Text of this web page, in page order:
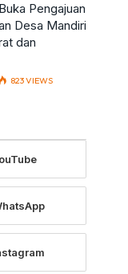
Pengajuan
Desa Mandiri
dan
823VIEWS